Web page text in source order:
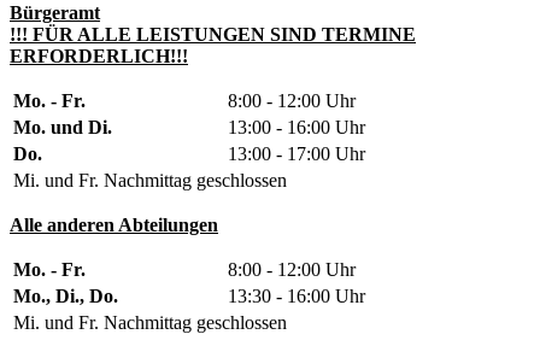
Bürgeramt
!!! FÜR ALLE LEISTUNGEN SIND TERMINE
ERFORDERLICH!!!
Mo. - Fr.
8:00 - 12:00 Uhr
Mo. und Di.
13:00 - 16:00 Uhr
Do.
13:00 - 17:00 Uhr
Mi. und Fr. Nachmittag geschlossen
Alle anderen Abteilungen
Mo. - Fr.
8:00 - 12:00 Uhr
Mo., Di., Do.
13:30 - 16:00 Uhr
Mi. und Fr. Nachmittag geschlossen